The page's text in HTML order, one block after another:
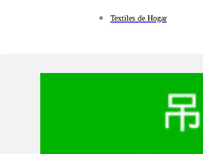
Textiles de Hogar